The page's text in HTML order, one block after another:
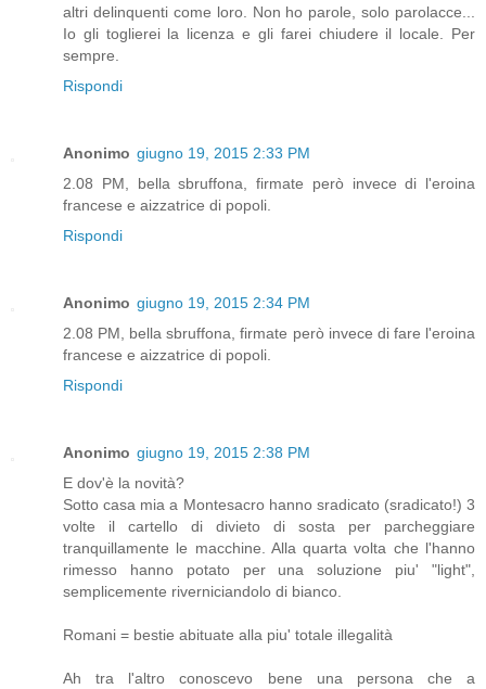
altri delinquenti come loro. Non ho parole, solo parolacce...
Io gli toglierei la licenza e gli farei chiudere il locale. Per
sempre.
Rispondi
Anonimo giugno 19, 2015 2:33 PM
2.08 PM, bella sbruffona, firmate però invece di l'eroina
francese e aizzatrice di popoli.
Rispondi
Anonimo giugno 19, 2015 2:34 PM
2.08 PM, bella sbruffona, firmate però invece di fare l'eroina
francese e aizzatrice di popoli.
Rispondi
Anonimo giugno 19, 2015 2:38 PM
E dov'è la novità?
Sotto casa mia a Montesacro hanno sradicato (sradicato!) 3
volte il cartello di divieto di sosta per parcheggiare
tranquillamente le macchine. Alla quarta volta che l'hanno
rimesso hanno potato per una soluzione piu' "light",
semplicemente riverniciandolo di bianco.
Romani = bestie abituate alla piu' totale illegalità
Ah tra l'altro conoscevo bene una persona che a